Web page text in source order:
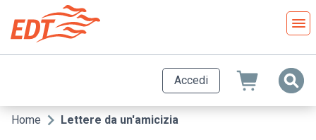
contenuto
principale
Accedi
Briciole
Home Lettere da un'amicizia